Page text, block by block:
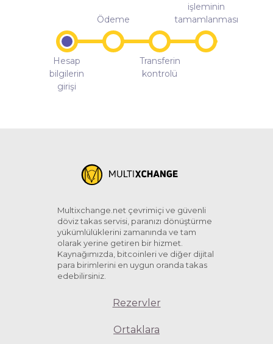
Hesap
bilgilerin
girişi
Ödeme
Transferin
kontrolü
işleminin
tamamlanması
Multixchange.net çevrimiçi ve güvenli
döviz takas servisi, paranızı dönüştürme
yükümlülüklerini zamanında ve tam
olarak yerine getiren bir hizmet.
Kaynağımızda, bitcoinleri ve diğer dijital
para birimlerini en uygun oranda takas
edebilirsiniz.
Rezervler
Ortaklara